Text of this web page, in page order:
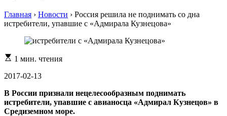
Главная › Новости › Россия решила не поднимать со дна
истребители, упавшие с «Адмирала Кузнецова»
Расчетное
чтения
1 мин. чтения
2017-02-13
В России признали нецелесообразным поднимать
истребители, упавшие с авианосца «Адмирал Кузнецов» в
Средиземном море.